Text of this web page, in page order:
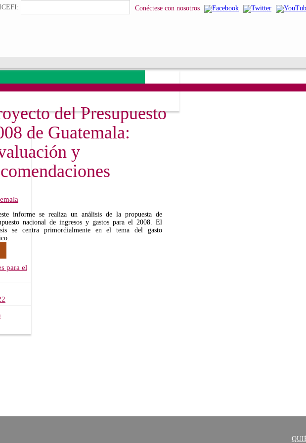
Conéctese con nosotros
búsqueda
del Presupuesto
de Guatemala:
y
informe se realiza un análisis de la propuesta de
nacional de ingresos y gastos para el 2008. El
se centra primordialmente en el tema del gasto
para el